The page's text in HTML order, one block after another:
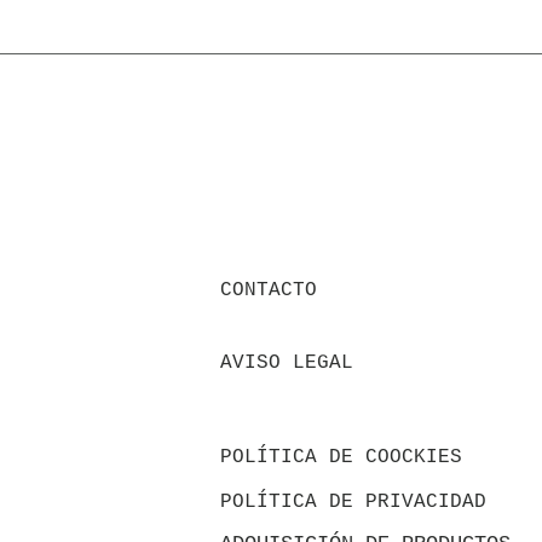
CONTACTO
AVISO LEGAL
POLÍTICA DE COOCKIES
POLÍTICA DE PRIVACIDAD